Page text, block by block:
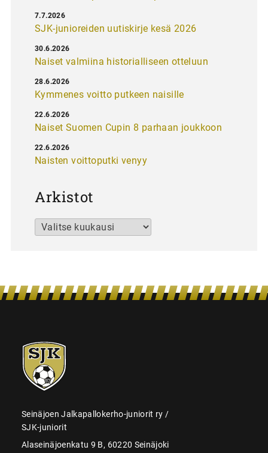
SJK-junioreiden uutiskirje kesä 2026
7.7.2026
Naiset valmiina historialliseen otteluun
30.6.2026
Kymmenes voitto putkeen naisille
28.6.2026
Naiset Suomen Cupin 8 parhaan joukkoon
22.6.2026
Naisten voittoputki venyy
22.6.2026
Arkistot
Arkistot
SJK-
juniorit
Seinäjoen Jalkapallokerho-juniorit ry /
SJK-juniorit
Alaseinäjoenkatu 9 B, 60220 Seinäjoki